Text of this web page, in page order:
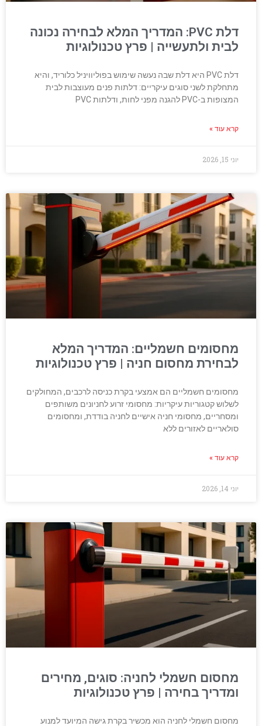
דלת PVC: המדריך המלא לבחירה נכונה
לבית ולתעשייה | פרץ טכנולוגיות
דלת PVC היא דלת שבה נעשה שימוש בפוליוויניל כלוריד, והיא
מתחלקת לשני סוגים עיקריים: דלתות פנים מעוצבות לבית
המצופות ב-PVC להגנה מפני לחות, ודלתות PVC
קרא עוד »
יוני 15, 2026
מחסומים חשמליים: המדריך המלא
לבחירת מחסום חניה | פרץ טכנולוגיות
מחסומים חשמליים הם אמצעי בקרת כניסה לרכבים, המחולקים
לשלוש קטגוריות עיקריות: מחסומי זרוע לחניונים משותפים
ומסחריים, מחסומי חניה אישיים לחניה בודדת, ומחסומים
סולאריים לאזורים ללא
קרא עוד »
יוני 14, 2026
מחסום חשמלי לחניה: סוגים, מחירים
ומדריך בחירה | פרץ טכנולוגיות
מחסום חשמלי לחניה הוא מכשיר בקרת גישה המיועד למנוע